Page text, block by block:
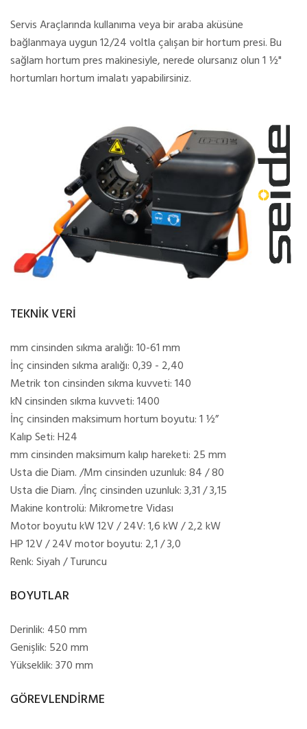
Servis Araçlarında kullanıma veya bir araba aküsüne
bağlanmaya uygun 12/24 voltla çalışan bir hortum presi. Bu
sağlam hortum pres makinesiyle, nerede olursanız olun 1 ½"
hortumları hortum imalatı yapabilirsiniz.
TEKNİK VERİ
mm cinsinden sıkma aralığı: 10-61 mm
İnç cinsinden sıkma aralığı: 0,39 - 2,40
Metrik ton cinsinden sıkma kuvveti: 140
kN cinsinden sıkma kuvveti: 1400
İnç cinsinden maksimum hortum boyutu: 1 ½”
Kalıp Seti: H24
mm cinsinden maksimum kalıp hareketi: 25 mm
Usta die Diam. /Mm cinsinden uzunluk: 84 / 80
Usta die Diam. /İnç cinsinden uzunluk: 3,31 / 3,15
Makine kontrolü: Mikrometre Vidası
Motor boyutu kW 12V / 24V: 1,6 kW / 2,2 kW
HP 12V / 24V motor boyutu: 2,1 / 3,0
Renk: Siyah / Turuncu
BOYUTLAR
Derinlik: 450 mm
Genişlik: 520 mm
Yükseklik: 370 mm
GÖREVLENDİRME